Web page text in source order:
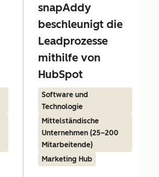
snapAddy
beschleunigt die
Leadprozesse
mithilfe von
HubSpot
Software und
Technologie
Mittelständische
Unternehmen (25–200
Mitarbeitende)
Marketing Hub